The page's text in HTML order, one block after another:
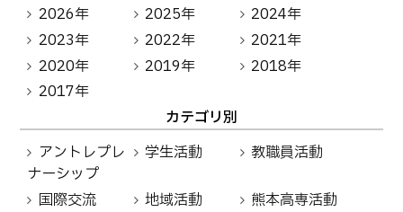
2026年
2025年
2024年
2023年
2022年
2021年
2020年
2019年
2018年
2017年
カテゴリ別
アントレプレ
ナーシップ
学生活動 教職員活動
国際交流 地域活動
熊本高専活動